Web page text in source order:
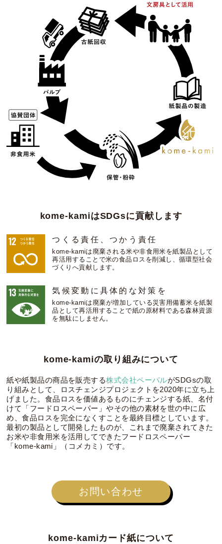
kome-kamiはSDGsに貢献します
つくる責任、つかう責任
kome-kamiは廃棄される米や非食用米を紙製品として
再活用することで米の食品ロスを削減し、循環型社会
づくりへ貢献します。
気候変動に具体的な対策を
kome-kamiは廃棄が増加している災害用備蓄米を紙製
品として再活用することで紙の原材料である森林資源
を無駄にしません。
kome-kamiの取り組みについて
紙や紙製品の商品を販売する株式会社ペーパルがSDGsの取
り組みとして、ロスチェンジプロジェクトを2020年に立ち上
げました。食品ロスを価値あるものにチェンジする紙、名付
けて「フードロスペーパー」やその他の素材を世の中に広
め、食品ロスを完全になくすことを最終目標としています。
最初の製品として開発したものが、これまで廃棄されてきた
お米や非食用米を活用してできたフードロスペーパー
「kome-kami」（コメカミ）です。
お問い合わせ
kome-kamiカード紙について